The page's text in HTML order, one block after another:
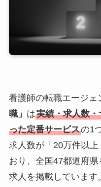
看護師の転職エージェ
職」 は実績・求人数
った定番サービスの1
求人数が「20万件以
おり、全国47都道府
求人を掲載しています。